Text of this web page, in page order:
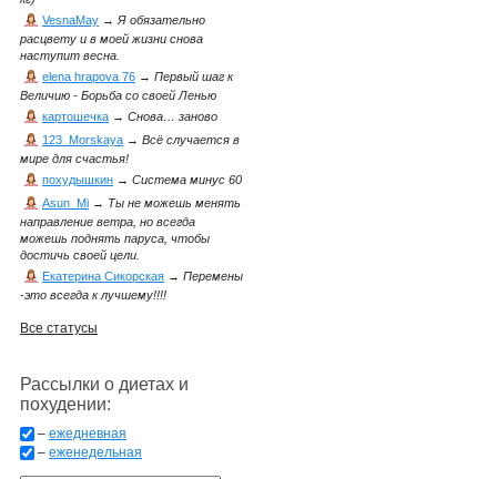
VesnaMay →Я обязательно
расцвету и в моей жизни снова
наступит весна.
elena hrapova 76 → Первый шаг к
Величию - Борьба со своей Ленью
картошечка → Снова… заново
123_Morskaya → Всё случается в
мире для счастья!
похудышкин → Система минус 60
Asun_Mi → Ты не можешь менять
направление ветра, но всегда
можешь поднять паруса, чтобы
достичь своей цели.
Екатерина Сикорская → Перемены
-это всегда к лучшему!!!!
Все статусы
Рассылки о диетах и
похудении:
– ежедневная
– еженедельная